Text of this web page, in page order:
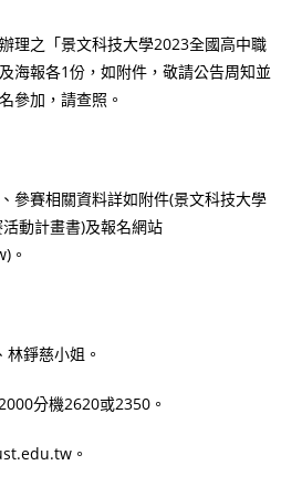
理之「景文科技大學2023全國高中職
海報各1份，如附件，敬請公告周知並
參加，請查照。
參賽相關資料詳如附件(景文科技大學
動計畫書)及報名網站
。
錚慈小姐。
分機2620或2350。
。